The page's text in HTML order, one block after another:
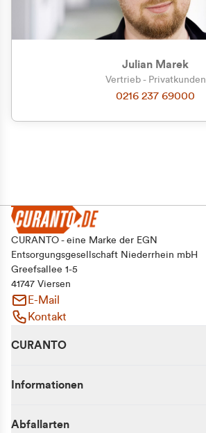
Julian Marek
Vertrieb - Privatkunden
0216 237 69000
CURANTO - eine Marke der EGN
Entsorgungsgesellschaft Niederrhein mbH
Greefsallee 1-5
41747 Viersen
E-Mail
Kontakt
CURANTO
Informationen
Abfallarten